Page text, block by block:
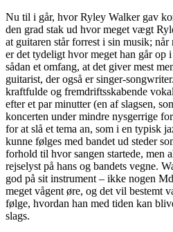
Nu til i går, hvor Ryley Walker gav
den grad stak ud hvor meget vægt
at guitaren står forrest i sin musik;
er det tydeligt hvor meget han går op
sådan et omfang, at det giver mest
guitarist, der også er singer-
kraftfulde og fremdriftsskabende
efter et par minutter (en af slagsen,
koncerten under mindre nysgerrige
for at slå et tema an, som i en typisk
kunne følges med bandet ud steder
forhold til hvor sangen startede, men
rejselyst på hans og bandets vegne.
god på sit instrument – ikke nogen
meget vågent øre, og det vil bestemt
følge, hvordan han med tiden kan
slags.